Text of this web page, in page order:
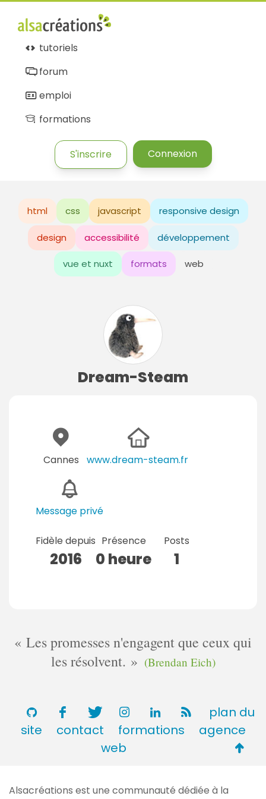
tutoriels
forum
emploi
formations
S'inscrire Connexion
html css javascript responsive design
design accessibilité développement
vue et nuxt formats web
Dream-Steam
Cannes www.dream-steam.fr
Message privé
Fidèle depuis
2016
Présence
0 heure
Posts
1
Les promesses n'engagent que ceux qui
les résolvent.
(Brendan Eich)
plan du
site
contact formations
agence
web
Alsacréations est une communauté dédiée à la